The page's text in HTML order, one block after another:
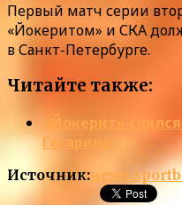
Первый матч серии
«Йокеритом» и СКА
в Санкт-Петербурге.
Читайте также:
«Йокерит»
Гагарина
Источник: